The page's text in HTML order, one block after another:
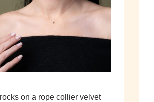
rocks on a rope collier velvet